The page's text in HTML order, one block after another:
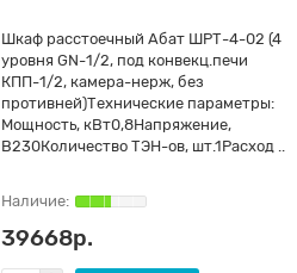
Шкаф расстоечный Абат ШРТ-4-02 (4
уровня GN-1/2, под конвекц.печи
КПП-1/2, камера-нерж, без
противней)Технические параметры:
Мощность, кВт0,8Напряжение,
В230Количество ТЭН-ов, шт.1Расход ..
39668р.